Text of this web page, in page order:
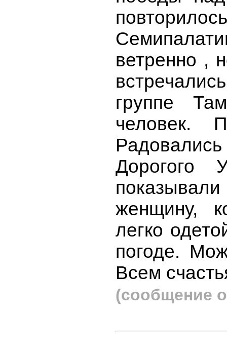
ветренно ,
группе
человек.
Дорогого
женщину,
легко
погоде.
Всем
(сообщение